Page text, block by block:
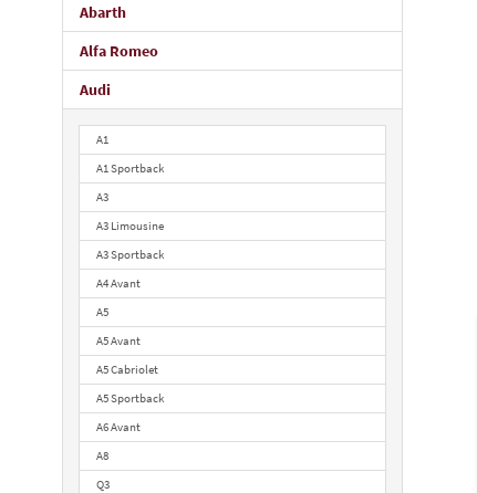
Abarth
Alfa Romeo
Audi
A1
A1 Sportback
A3
A3 Limousine
A3 Sportback
A4 Avant
A5
A5 Avant
A5 Cabriolet
A5 Sportback
A6 Avant
A8
Q3